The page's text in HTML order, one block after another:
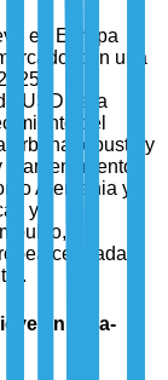
en Europa
con una
USD para
del
urbana robusta y
Alemania y
y
centradas
en Asia-